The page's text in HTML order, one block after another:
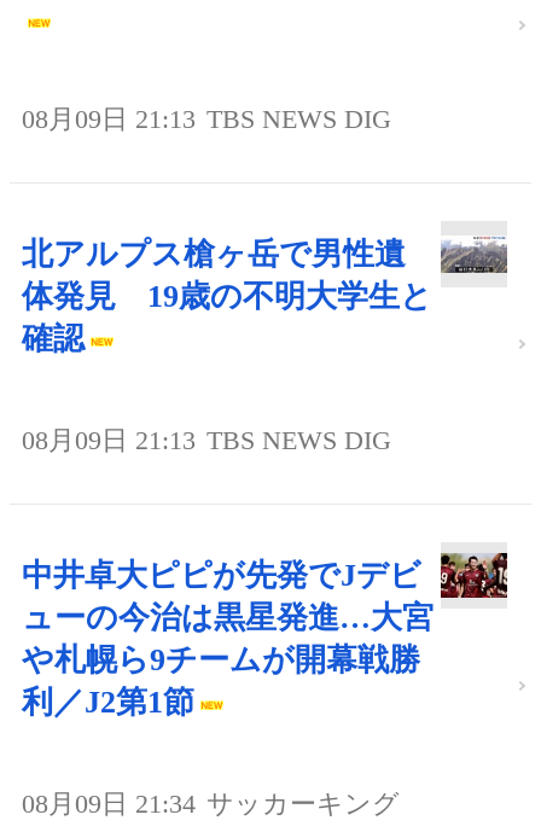
08月09日 21:13 TBS NEWS DIG
北アルプス槍ヶ岳で男性遺
体発見 19歳の不明大学生と
確認
08月09日 21:13 TBS NEWS DIG
中井卓大ピピが先発でJデビ
ューの今治は黒星発進…大宮
や札幌ら9チームが開幕戦勝
利／J2第1節
08月09日 21:34 サッカーキング